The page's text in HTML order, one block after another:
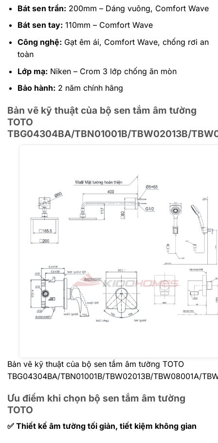
Bát sen trần: 200mm – Dáng vuông, Comfort Wave
Bát sen tay: 110mm – Comfort Wave
Công nghệ: Gạt êm ái, Comfort Wave, chống rơi an
toàn
Lớp mạ: Niken – Crom 3 lớp chống ăn mòn
Bảo hành: 2 năm chính hãng
Bản vẽ kỹ thuật của bộ sen tắm âm tường
TOTO
TBG04304BA/TBN01001B/TBW02013B/
Bản vẽ kỹ thuật của bộ sen tắm âm tường TOTO
TBG04304BA/TBN01001B/TBW02013B/TBW08001A/
Ưu điểm khi chọn bộ sen tắm âm tường
TOTO
✅ Thiết kế âm tường tối giản, tiết kiệm không gian